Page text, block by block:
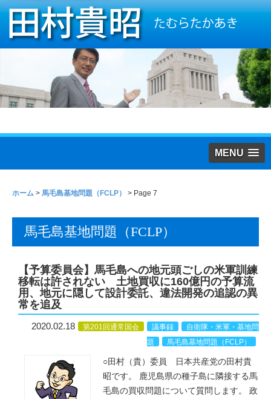
MENU
ホーム > 馬毛島基地問題（FCLP） > Page 7
馬毛島基地問題（FCLP）
【予算委員会】馬毛島への地元頭ごしの米軍訓練
移転は許されない 土地買収に160億円の予算流
用、地元に隠して設計委託、違法開発の追認の異
常を追及
2020.02.18 第201回通常国会 議事録
自衛隊・米軍・基地問
題
馬毛島基地問題（FCLP）
○田村（貴）委員 日本共産党の田村貴
昭です。 鹿児島県の種子島に隣接する馬
毛島の買収問題について質問します。 政